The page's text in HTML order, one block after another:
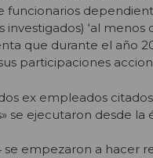
funcionarios
investigados) ‘al
que durante el año
participaciones
ex empleados
se ejecutaron desde
se empezaron a hacer